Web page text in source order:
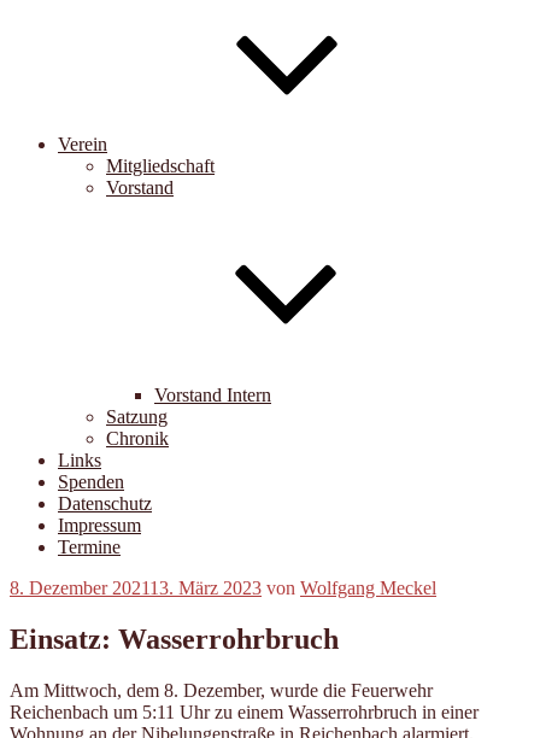
Verein
Mitgliedschaft
Vorstand
Vorstand Intern
Satzung
Chronik
Links
Spenden
Datenschutz
Impressum
Termine
Veröffentlicht
8. Dezember 202113. März 2023 von Wolfgang Meckel
Einsatz: Wasserrohrbruch
Am Mittwoch, dem 8. Dezember, wurde die Feuerwehr
Reichenbach um 5:11 Uhr zu einem Wasserrohrbruch in einer
Wohnung an der Nibelungenstraße in Reichenbach alarmiert.